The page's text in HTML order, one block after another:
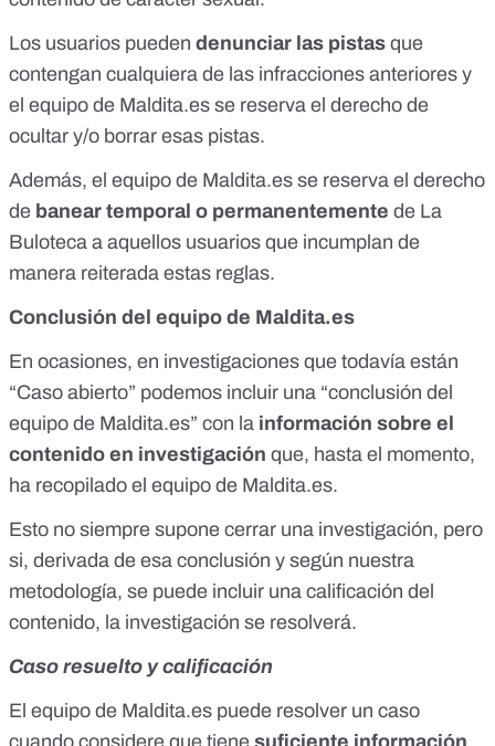
Los usuarios pueden denunciar las pistas que
contengan cualquiera de las infracciones anteriores y
el equipo de Maldita.es se reserva el derecho de
ocultar y/o borrar esas pistas.
Además, el equipo de Maldita.es se reserva el derecho
de banear temporal o permanentemente de La
Buloteca a aquellos usuarios que incumplan de
manera reiterada estas reglas.
Conclusión del equipo de Maldita.es
En ocasiones, en investigaciones que todavía están
“Caso abierto” podemos incluir una “conclusión del
equipo de Maldita.es” con la información sobre el
contenido en investigación que, hasta el momento,
ha recopilado el equipo de Maldita.es.
Esto no siempre supone cerrar una investigación, pero
si, derivada de esa conclusión y según nuestra
metodología, se puede incluir una calificación del
contenido, la investigación se resolverá.
Caso resuelto y calificación
El equipo de Maldita.es puede resolver un caso
cuando considere que tiene suficiente información